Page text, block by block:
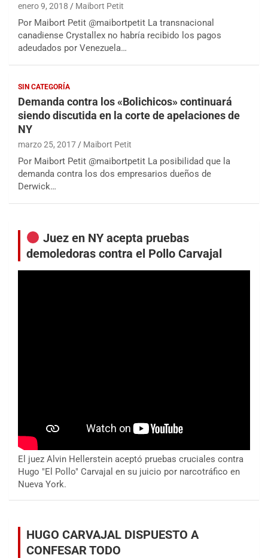
enero 9, 2018 Maibort Petit
Por Maibort Petit @maibortpetit La transnacional
canadiense Crystallex no habría recibido los pagos
adeudados por Venezuela…
SIN CATEGORÍA
Demanda contra los «Bolichicos» continuará
siendo discutida en la corte de apelaciones de
NY
marzo 25, 2017 Maibort Petit
Por Maibort Petit @maibortpetit La posibilidad que la
demanda contra los dos empresarios dueños de
Derwick…
Juez en NY acepta pruebas
demoledoras contra el Pollo Carvajal
El juez Alvin Hellerstein aceptó pruebas cruciales contra
Hugo "El Pollo" Carvajal en su juicio por narcotráfico en
Nueva York.
HUGO CARVAJAL DISPUESTO A
CONFESAR TODO